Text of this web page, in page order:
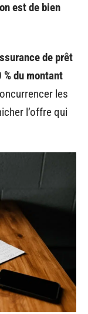
est de bien
de prêt
du montant
les
l’offre qui